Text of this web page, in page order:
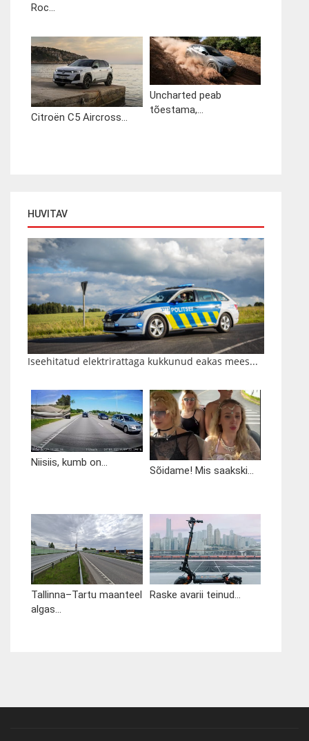
Roc...
Citroën C5 Aircross...
Uncharted peab
tõestama,...
HUVITAV
Iseehitatud elektrirattaga kukkunud eakas mees...
Niisiis, kumb on...
Sõidame! Mis saakski...
Tallinna–Tartu maanteel
algas...
Raske avarii teinud...